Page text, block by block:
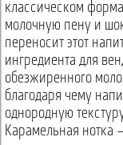
классическом
молочную пену и
переносит этот
ингредиента для
обезжиренного
благодаря чему
однородную
Карамельная нотка